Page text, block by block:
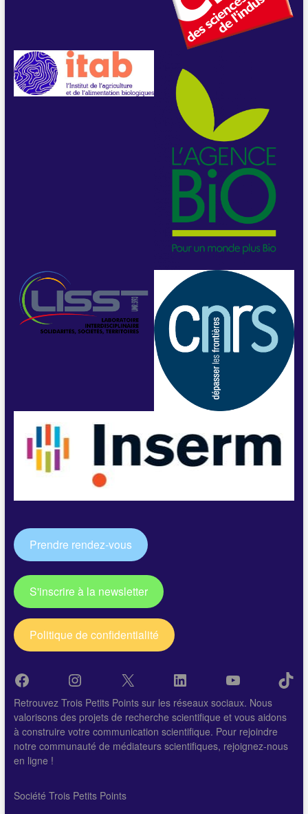
Prendre rendez-vous
S'inscrire à la newsletter
Politique de confidentialité
FacebookInstagram
X LinkedInYouTube
Retrouvez Trois Petits Points sur les réseaux sociaux. Nous
valorisons des projets de recherche scientifique et vous aidons
à construire votre communication scientifique. Pour rejoindre
notre communauté de médiateurs scientifiques, rejoignez-nous
en ligne !
Société Trois Petits Points